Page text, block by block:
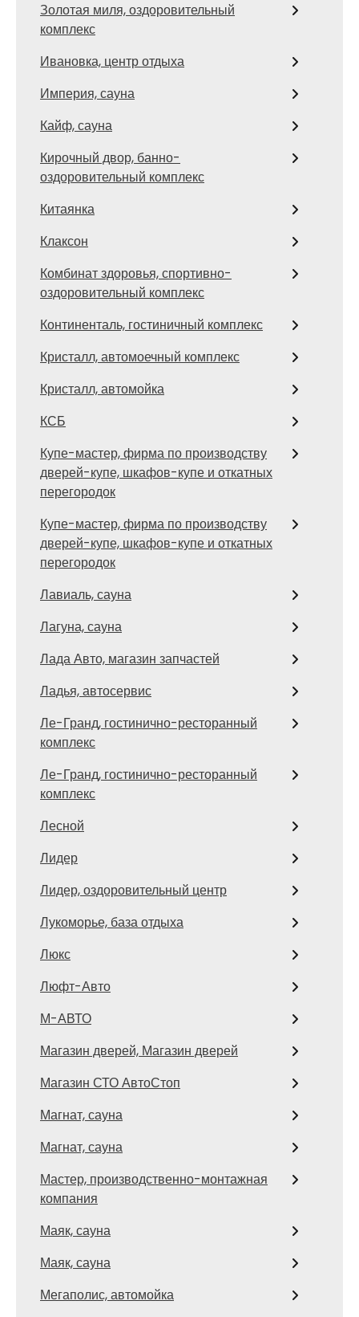
Золотая миля, оздоровительный
комплекс
Ивановка, центр отдыха
Империя, сауна
Кайф, сауна
Кирочный двор, банно-
оздоровительный комплекс
Китаянка
Клаксон
Комбинат здоровья, спортивно-
оздоровительный комплекс
Континенталь, гостиничный комплекс
Кристалл, автомоечный комплекс
Кристалл, автомойка
КСБ
Купе-мастер, фирма по производству
дверей-купе, шкафов-купе и откатных
перегородок
Купе-мастер, фирма по производству
дверей-купе, шкафов-купе и откатных
перегородок
Лавиаль, сауна
Лагуна, сауна
Лада Авто, магазин запчастей
Ладья, автосервис
Ле-Гранд, гостинично-ресторанный
комплекс
Ле-Гранд, гостинично-ресторанный
комплекс
Лесной
Лидер
Лидер, оздоровительный центр
Лукоморье, база отдыха
Люкс
Люфт-Авто
М-АВТО
Магазин дверей, Магазин дверей
Магазин СТО АвтоСтоп
Магнат, сауна
Магнат, сауна
Мастер, производственно-монтажная
компания
Маяк, сауна
Маяк, сауна
Мегаполис, автомойка